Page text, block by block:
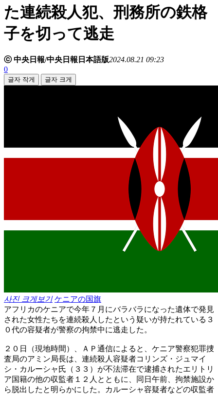
た連続殺人犯、刑務所の鉄格
子を切って逃走
ⓒ 中央日報/中央日報日本語版2024.08.21 09:23
0
글자 작게 글자 크게
사진 크게보기 ケニアの国旗
アフリカのケニアで今年７月にバラバラになった遺体で発見
された女性たちを連続殺人したという疑いが持たれている３
０代の容疑者が警察の拘禁中に逃走した。
２０日（現地時間）、ＡＰ通信によると、ケニア警察犯罪捜
査局のアミン局長は、連続殺人容疑者コリンズ・ジュマイ
シ・カルーシャ氏（３３）が不法滞在で逮捕されたエリトリ
ア国籍の他の収監者１２人とともに、同日午前、拘禁施設か
ら脱出したと明らかにした。カルーシャ容疑者などの収監者